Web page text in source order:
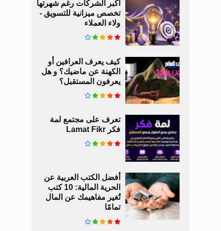
أكبر الشركات رغم شهرتها
تخصص ميزانية للتسويق -
ولاء العملاء
كيف يعرف العرافين أو
الكهنة عن ماضيك؟ و هل
يعرفون المستقبل؟
تعرف على مجتمع لمة
فكر Lamat Fikr
أفضل الكتب العربية عن
الحرية المالية: 10 كتب
تُغير مفاهيمك عن المال
تمامًا